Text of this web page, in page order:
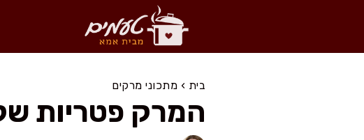
בית › מתכוני מרקים
המרק פטריות